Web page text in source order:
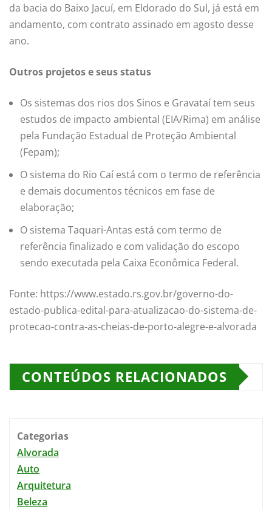
da bacia do Baixo Jacuí, em Eldorado do Sul, já está em
andamento, com contrato assinado em agosto desse
ano.
Outros projetos e seus status
Os sistemas dos rios dos Sinos e Gravataí tem seus
estudos de impacto ambiental (EIA/Rima) em análise
pela Fundação Estadual de Proteção Ambiental
(Fepam);
O sistema do Rio Caí está com o termo de referência
e demais documentos técnicos em fase de
elaboração;
O sistema Taquari-Antas está com termo de
referência finalizado e com validação do escopo
sendo executada pela Caixa Econômica Federal.
Fonte: https://www.estado.rs.gov.br/governo-do-
estado-publica-edital-para-atualizacao-do-sistema-de-
protecao-contra-as-cheias-de-porto-alegre-e-alvorada
CONTEÚDOS RELACIONADOS
Categorias
Alvorada
Auto
Arquitetura
Beleza